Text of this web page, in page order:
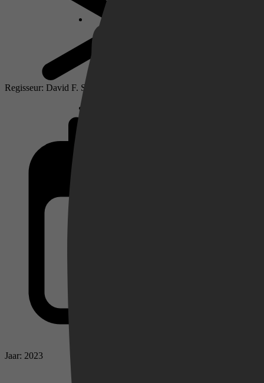
Regisseur: David F. Sandberg
Jaar: 2023